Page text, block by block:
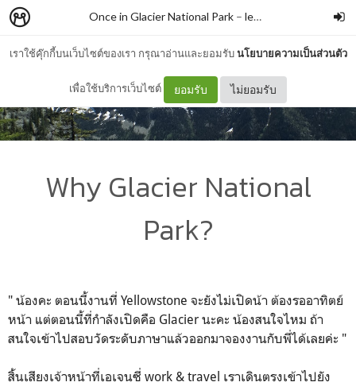
เราใช้คุ๊กกี้บนเว็บไซต์ของเรา กรุณาอ่านและยอมรับนโยบายความเป็นส่วนตัว
เพื่อใช้บริการเว็บไซต์ ยอมรับ ไม่ยอมรับ
Once in Glacier National Park – leedeepk
Why Glacier National
Park?
" น้องคะ ตอนนี้งานที่ Yellowstone จะยังไม่เปิดน้า ต้องรออาทิตย์
หน้า แต่ตอนนี้ที่กำลังเปิดคือ Glacier นะคะ น้องสนใจไหม ถ้า
สนใจเข้าไปสอบวัดระดับภาษาแล้วออกมาจองงานกับพี่ได้เลยค่ะ "
สิ้นเสียงเจ้าหน้าที่เอเจนซี่ work & travel เราเดินตรงเข้าไปยัง